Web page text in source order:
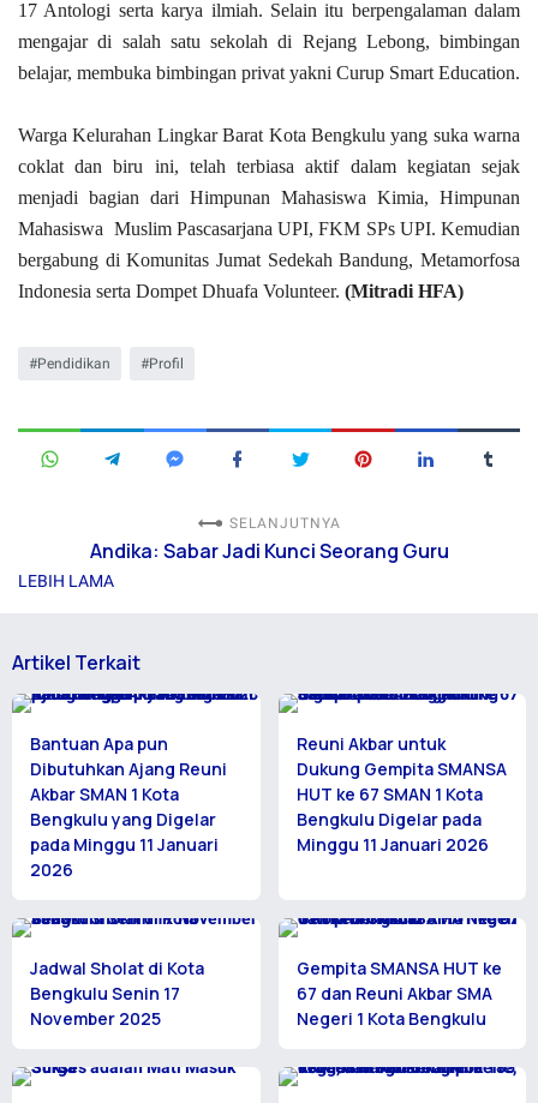
17 Antologi serta karya ilmiah. Selain itu berpengalaman dalam
mengajar di salah satu sekolah di Rejang Lebong, bimbingan
belajar, membuka bimbingan privat yakni Curup Smart Education.
Warga Kelurahan Lingkar Barat Kota Bengkulu yang suka warna
coklat dan biru ini, telah terbiasa aktif dalam kegiatan sejak
menjadi bagian dari Himpunan Mahasiswa Kimia, Himpunan
Mahasiswa Muslim Pascasarjana UPI, FKM SPs UPI. Kemudian
bergabung di Komunitas Jumat Sedekah Bandung, Metamorfosa
Indonesia serta Dompet Dhuafa Volunteer. (Mitradi HFA)
Pendidikan Profil
SELANJUTNYA
Andika: Sabar Jadi Kunci Seorang Guru
LEBIH LAMA
Artikel Terkait
Bantuan Apa pun
Dibutuhkan Ajang Reuni
Akbar SMAN 1 Kota
Bengkulu yang Digelar
pada Minggu 11 Januari
2026
Reuni Akbar untuk
Dukung Gempita SMANSA
HUT ke 67 SMAN 1 Kota
Bengkulu Digelar pada
Minggu 11 Januari 2026
Jadwal Sholat di Kota
Bengkulu Senin 17
November 2025
Gempita SMANSA HUT ke
67 dan Reuni Akbar SMA
Negeri 1 Kota Bengkulu